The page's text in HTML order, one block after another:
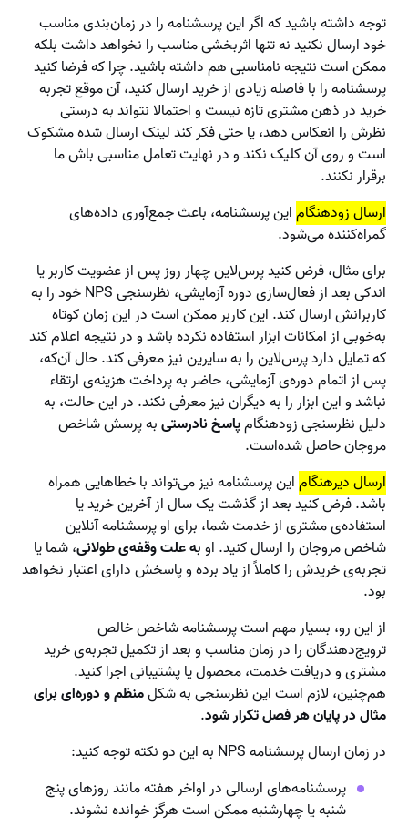
توجه داشته باشید که اگر این پرسشنامه را در زمان‌بندی مناسب
خود ارسال نکنید نه تنها اثربخشی مناسب را نخواهد داشت بلکه
ممکن است نتیجه نامناسبی هم داشته باشید. چرا که فرضا کنید
پرسشنامه را با فاصله زیادی از خرید ارسال کنید،‌ آن موقع تجربه
خرید در ذهن مشتری تازه نیست و احتمالا نتواند به درستی
نظرش را انعکاس دهد،‌ یا حتی فکر کند لینک ارسال شده مشکوک
است و روی آن کلیک نکند و در نهایت تعامل مناسبی باش ما
برقرار نکنند.
ارسال زودهنگاماین پرسشنامه، باعث جمع‌آوری داده‌های
گمراه‌کننده می‌شود.
برای مثال، فرض کنید پرس‌لاین چهار روز پس از عضویت کاربر یا
اندکی بعد از فعال‌سازی دوره آزمایشی، نظرسنجی NPS خود را به
کاربرانش ارسال کند. این کاربر ممکن است در این زمان کوتاه
به‌خوبی از امکانات ابزار استفاده نکرده باشد و در نتیجه اعلام کند
که تمایل دارد پرس‌لاین را به سایرین نیز معرفی کند. حال آن‌که،
پس از اتمام دوره‌‌ی آزمایشی، حاضر به پرداخت هزینه‌ی ارتقاء
نباشد و این ابزار را به دیگران نیز معرفی نکند. در این‌ حالت، به
دلیل نظرسنجی زودهنگامپاسخ نادرستیبه پرسش شاخص
مروجان حاصل شده‌است.
ارسال دیرهنگاماین پرسشنامه نیز می‌تواند با خطاهایی همراه
باشد. فرض کنید بعد از گذشت یک سال از آخرین خرید یا
استفاده‌ی مشتری از خدمت شما، برای او پرسشنامه آنلاین
شاخص مروجان را ارسال کنید. او به علت وقفه‌ی طولانی، شما یا
تجربه‌ی خریدش را کاملاً از یاد برده و پاسخش دارای اعتبار نخواهد
بود.
از این رو، بسیار مهم است پرسشنامه شاخص خالص
ترویج‌دهندگان را در زمان مناسب و بعد از تکمیل تجربه‌ی خرید
مشتری و دریافت خدمت، محصول یا پشتیبانی اجرا کنید.
هم‌چنین، لازم است این نظرسنجی به شکلمنظم و دوره‌ای برای
مثال در پایان هر فصل تکرار شود.
در زمان ارسال پرسشنامه NPS به این دو نکته توجه کنید:
پرسشنامه‌های ارسالی در اواخر هفته مانند روزهای پنج
شنبه یا چهارشنبه ممکن است هرگز خوانده نشوند.